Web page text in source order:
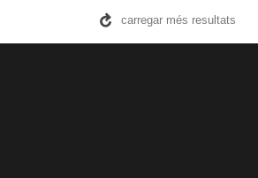
carregar més resultats